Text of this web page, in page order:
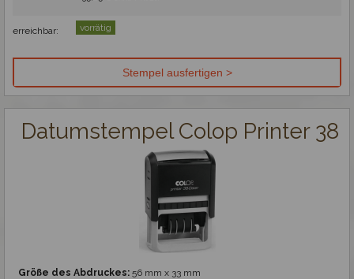
erreichbar: vorrätig
Datumstempel Colop Printer 38
Größe des Abdruckes: 56 mm x 33 mm